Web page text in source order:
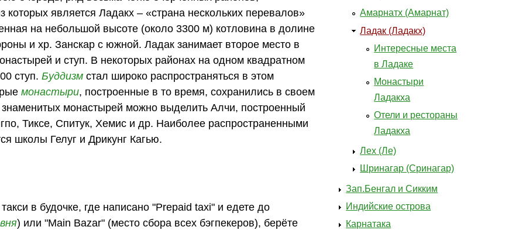
которых является Ладакх – «страна нескольких перевалов»
на небольшой высоте (около 3300 м) котловина в долине
и хр. Занскар с южной. Ладак занимает второе место в
и ступ. В некоторых районах на одном квадратном
ступ.Буддизм стал широко распространяться в этом
монастыри, построенные в то время, сохранились в своем
монастырей можно выделить Алчи, построенный
Тиксе, Спитук, Хемис и др. Наиболее распространенными
школы Гелуг и Дрикунг Кагью.
в будочке, где написано "Prepaid taxi" и едете до
) или "Main Bazar" (место сбора всех бэгпекеров), берёте
Амарнатх (Амарнат)
Ладак (Ладакх)
Интересные места
в Ладаке
Монастыри
Ладакха
Отели и рестораны
Ладакха
Лех (Ле)
Шринагар (Сринагар)
Зап.Бенгал и Сикким
Индийские острова
Карнатака